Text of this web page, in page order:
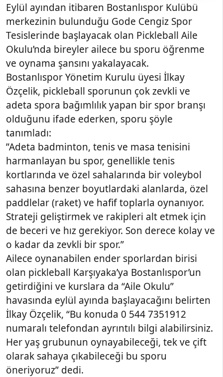
Eylül ayından itibaren Bostanlıspor Kulübü
merkezinin bulunduğu Gode Cengiz Spor
Tesislerinde başlayacak olan Pickleball Aile
Okulu’nda bireyler ailece bu sporu öğrenme
ve oynama şansını yakalayacak.
Bostanlıspor Yönetim Kurulu üyesi İlkay
Özçelik, pickleball sporunun çok zevkli ve
adeta spora bağımlılık yapan bir spor branşı
olduğunu ifade ederken, sporu şöyle
tanımladı:
”Adeta badminton, tenis ve masa tenisini
harmanlayan bu spor, genellikle tenis
kortlarında ve özel sahalarında bir voleybol
sahasına benzer boyutlardaki alanlarda, özel
paddlelar (raket) ve hafif toplarla oynanıyor.
Strateji geliştirmek ve rakipleri alt etmek için
de beceri ve hız gerekiyor. Son derece kolay ve
o kadar da zevkli bir spor.”
Ailece oynanabilen ender sporlardan birisi
olan pickleball Karşıyaka’ya Bostanlıspor’un
getirdiğini ve kurslara da “Aile Okulu”
havasında eylül ayında başlayacağını belirten
İlkay Özçelik, “Bu konuda 0 544 7351912
numaralı telefondan ayrıntılı bilgi alabilirsiniz.
Her yaş grubunun oynayabileceği, tek ve çift
olarak sahaya çıkabileceği bu sporu
öneriyoruz” dedi.